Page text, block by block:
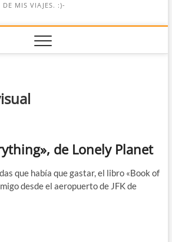
DE MIS VIAJES. :)-
de Lonely Planet
que había que gastar, el libro «Book of
desde el aeropuerto de JFK de